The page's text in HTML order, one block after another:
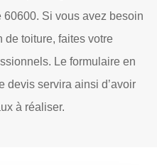
60600. Si vous avez besoin
de toiture, faites votre
Le formulaire en
devis servira ainsi d’avoir
à réaliser.